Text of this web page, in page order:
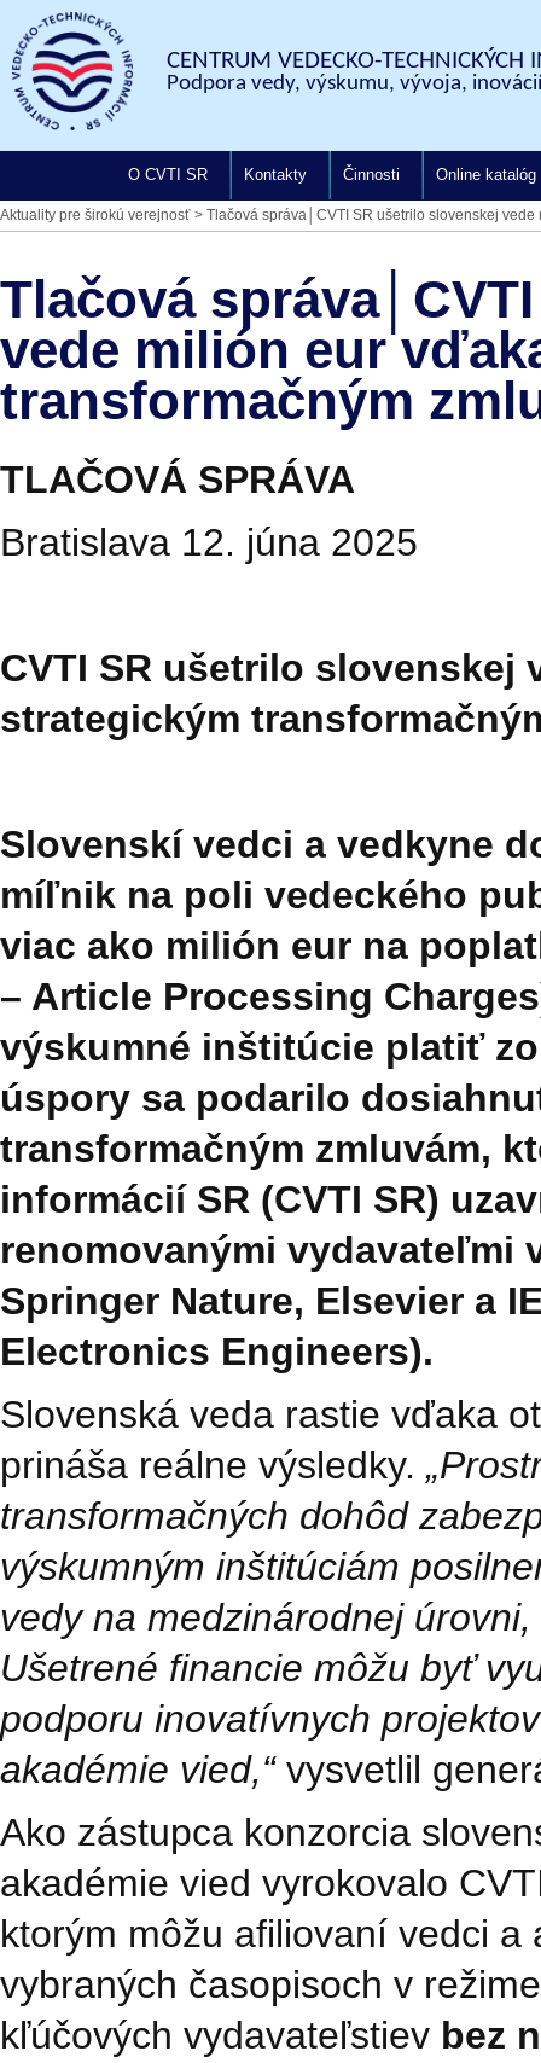
CENTRUM VEDECKO-TECHNICKÝCH
Podpora vedy, výskumu, vývoja,
O CVTI SR Kontakty Činnosti Online katalóg
Aktuality pre širokú verejnosť > Tlačová správa│CVTI SR ušetrilo slovenskej
Tlačová
vede milión eur
transformačným
TLAČOVÁ SPRÁVA
Bratislava 12. júna 2025
CVTI SR ušetrilo slovenskej
strategickým
Slovenskí vedci a vedkyne
míľnik na poli vedeckého
viac ako milión eur na
– Article Processing
výskumné inštitúcie platiť
úspory sa podarilo
transformačným zmluvám,
informácií SR (CVTI SR)
renomovanými vydavateľmi
Springer Nature, Elsevier a
Electronics Engineers).
Slovenská veda rastie vďaka
prináša reálne výsledky.
transformačných dohôd
výskumným inštitúciám
vedy na medzinárodnej
Ušetrené financie môžu byť
podporu inovatívnych
akadémie vied,“vysvetlil
Ako zástupca konzorcia
akadémie vied vyrokovalo
ktorým môžu afiliovaní vedci
vybraných časopisoch v
kľúčových vydavateľstiev bez